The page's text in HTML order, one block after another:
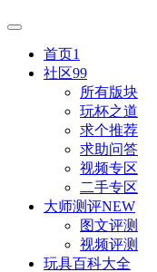
首页1
社区99
所有版块
玩杯之道
求个推荐
求助问答
视频专区
二手专区
大师测评NEW
图文评测
视频评测
玩具百科大全